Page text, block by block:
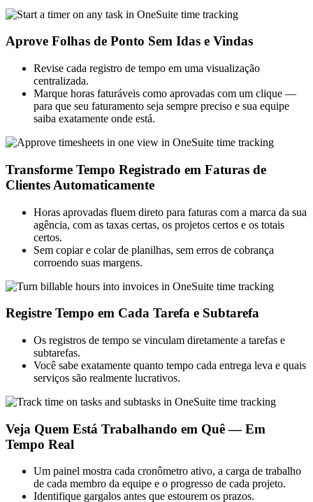
Aprove Folhas de Ponto Sem Idas e Vindas
Revise cada registro de tempo em uma visualização
centralizada.
Marque horas faturáveis como aprovadas com um clique —
para que seu faturamento seja sempre preciso e sua equipe
saiba exatamente onde está.
Transforme Tempo Registrado em Faturas de
Clientes Automaticamente
Horas aprovadas fluem direto para faturas com a marca da sua
agência, com as taxas certas, os projetos certos e os totais
certos.
Sem copiar e colar de planilhas, sem erros de cobrança
corroendo suas margens.
Registre Tempo em Cada Tarefa e Subtarefa
Os registros de tempo se vinculam diretamente a tarefas e
subtarefas.
Você sabe exatamente quanto tempo cada entrega leva e quais
serviços são realmente lucrativos.
Veja Quem Está Trabalhando em Quê — Em
Tempo Real
Um painel mostra cada cronômetro ativo, a carga de trabalho
de cada membro da equipe e o progresso de cada projeto.
Identifique gargalos antes que estourem os prazos.